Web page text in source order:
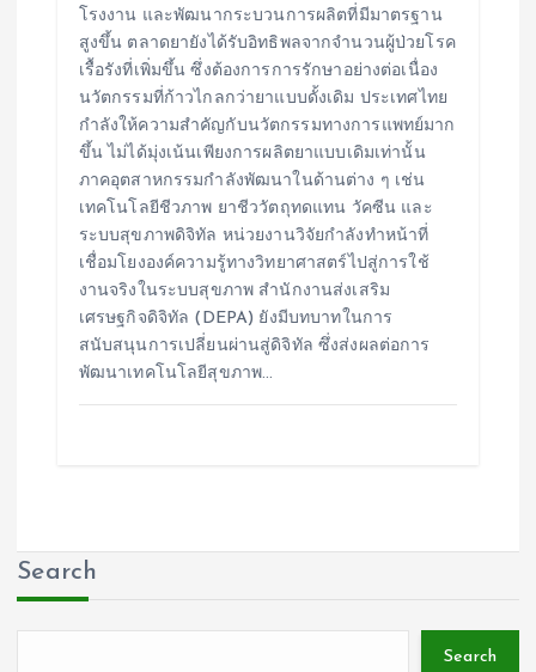
โรงงาน และพัฒนากระบวนการผลิตที่มีมาตรฐาน
สูงขึ้น ตลาดยายังได้รับอิทธิพลจากจำนวนผู้ป่วยโรค
เรื้อรังที่เพิ่มขึ้น ซึ่งต้องการการรักษาอย่างต่อเนื่อง
นวัตกรรมที่ก้าวไกลกว่ายาแบบดั้งเดิม ประเทศไทย
กำลังให้ความสำคัญกับนวัตกรรมทางการแพทย์มาก
ขึ้น ไม่ได้มุ่งเน้นเพียงการผลิตยาแบบเดิมเท่านั้น
ภาคอุตสาหกรรมกำลังพัฒนาในด้านต่าง ๆ เช่น
เทคโนโลยีชีวภาพ ยาชีววัตถุทดแทน วัคซีน และ
ระบบสุขภาพดิจิทัล หน่วยงานวิจัยกำลังทำหน้าที่
เชื่อมโยงองค์ความรู้ทางวิทยาศาสตร์ไปสู่การใช้
งานจริงในระบบสุขภาพ สำนักงานส่งเสริม
เศรษฐกิจดิจิทัล (DEPA) ยังมีบทบาทในการ
สนับสนุนการเปลี่ยนผ่านสู่ดิจิทัล ซึ่งส่งผลต่อการ
พัฒนาเทคโนโลยีสุขภาพ…
Search
Search